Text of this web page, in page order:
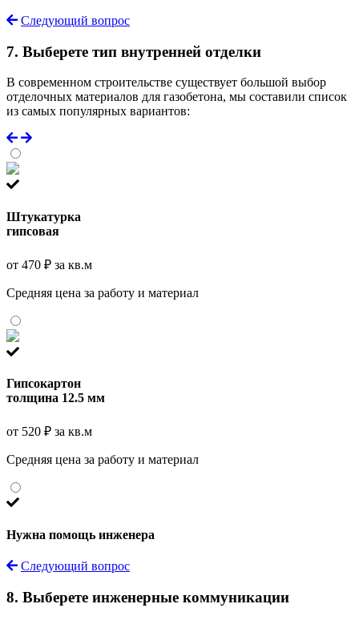
Следующий вопрос
7. Выберете тип внутренней отделки
В современном строительстве существует большой выбор
отделочных материалов для газобетона, мы составили список
из самых популярных вариантов:
Штукатурка
гипсовая
от 470 ₽ за кв.м
Средняя цена за работу и материал
Гипсокартон
толщина 12.5 мм
от 520 ₽ за кв.м
Средняя цена за работу и материал
Нужна помощь инженера
Следующий вопрос
8. Выберете инженерные коммуникации